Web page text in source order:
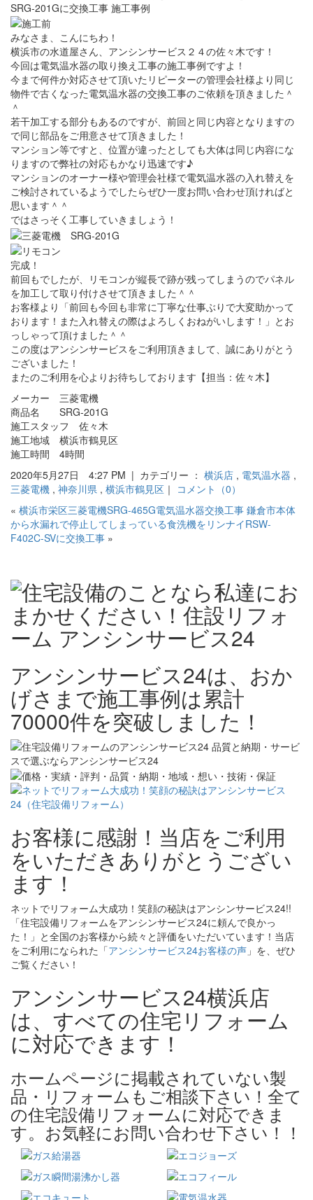
SRG-201Gに交換工事 施工事例
みなさま、こんにちわ！
横浜市の水道屋さん、アンシンサービス２４の佐々木です！
今回は電気温水器の取り換え工事の施工事例ですよ！
今まで何件か対応させて頂いたリピーターの管理会社様より同じ
物件で古くなった電気温水器の交換工事のご依頼を頂きました＾
＾
若干加工する部分もあるのですが、前回と同じ内容となりますの
で同じ部品をご用意させて頂きました！
マンション等ですと、位置が違ったとしても大体は同じ内容にな
りますので弊社の対応もかなり迅速です♪
マンションのオーナー様や管理会社様で電気温水器の入れ替えを
ご検討されているようでしたらぜひ一度お問い合わせ頂ければと
思います＾＾
ではさっそく工事していきましょう！
完成！
前回もでしたが、リモコンが縦長で跡が残ってしまうのでパネル
を加工して取り付けさせて頂きました＾＾
お客様より「前回も今回も非常に丁寧な仕事ぶりで大変助かって
おります！また入れ替えの際はよろしくおねがいします！」とお
っしゃって頂けました＾＾
この度はアンシンサービスをご利用頂きまして、誠にありがとう
ございました！
またのご利用を心よりお待ちしております【担当：佐々木】
メーカー 三菱電機
商品名 SRG-201G
施工スタッフ 佐々木
施工地域 横浜市鶴見区
施工時間 4時間
2020年5月27日 4:27 PM | カテゴリー ： 横浜店 , 電気温水器 ,
三菱電機 , 神奈川県 , 横浜市鶴見区 ｜ コメント（0）
« 横浜市栄区三菱電機SRG-465G電気温水器交換工事 鎌倉市本体
から水漏れで停止してしまっている食洗機をリンナイRSW-
F402C-SVに交換工事 »
アンシンサービス24は、おか
げさまで施工事例は累計
70000件を突破しました！
お客様に感謝！当店をご利用
をいただきありがとうござい
ます！
ネットでリフォーム大成功！笑顔の秘訣はアンシンサービス24!!
「住宅設備リフォームをアンシンサービス24に頼んで良かっ
た！」と全国のお客様から続々と評価をいただいています！当店
をご利用になられた「アンシンサービス24お客様の声 」を、ぜひ
ご覧ください！
アンシンサービス24横浜店
は、すべての住宅リフォーム
に対応できます！
ホームページに掲載されていない製
品・リフォームもご相談下さい！全て
の住宅設備リフォームに対応できま
す。お気軽にお問い合わせ下さい！！